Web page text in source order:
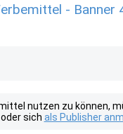
- Banner
nutzen zu können,
sich als Publisher